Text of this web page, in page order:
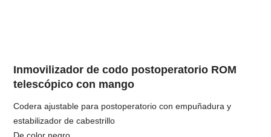
Inmovilizador de codo postoperatorio ROM
telescópico con mango
Codera ajustable para postoperatorio con empuñadura y
estabilizador de cabestrillo